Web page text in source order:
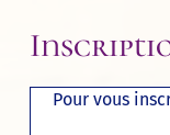
Pour vous